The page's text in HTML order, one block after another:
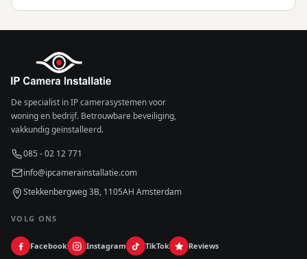
De specialist in IP camerasystemen voor
woning en bedrijf. Betrouwbare beveiliging,
vakkundig geïnstalleerd.
085 - 02 12 771
info@ipcamerainstallatie.com
Stekkenbergweg 3B, 1105AH Amsterdam
VOLG ONS
Facebook Instagram TikTok Reviews